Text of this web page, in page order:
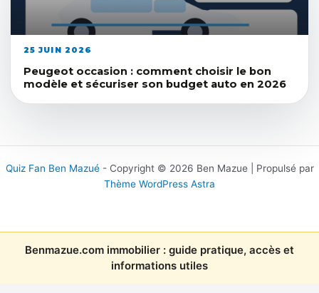
25 JUIN 2026
Peugeot occasion : comment choisir le bon
modèle et sécuriser son budget auto en 2026
Quiz Fan Ben Mazué- Copyright © 2026 Ben Mazue | Propulsé par
Thème WordPress Astra
Benmazue.com immobilier : guide pratique, accès et
informations utiles